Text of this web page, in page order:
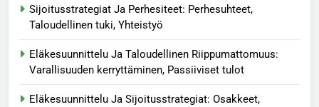
Sijoitusstrategiat Ja Perhesiteet: Perhesuhteet,
Taloudellinen tuki, Yhteistyö
Eläkesuunnittelu Ja Taloudellinen Riippumattomuus:
Varallisuuden kerryttäminen, Passiiviset tulot
Eläkesuunnittelu Ja Sijoitusstrategiat: Osakkeet,